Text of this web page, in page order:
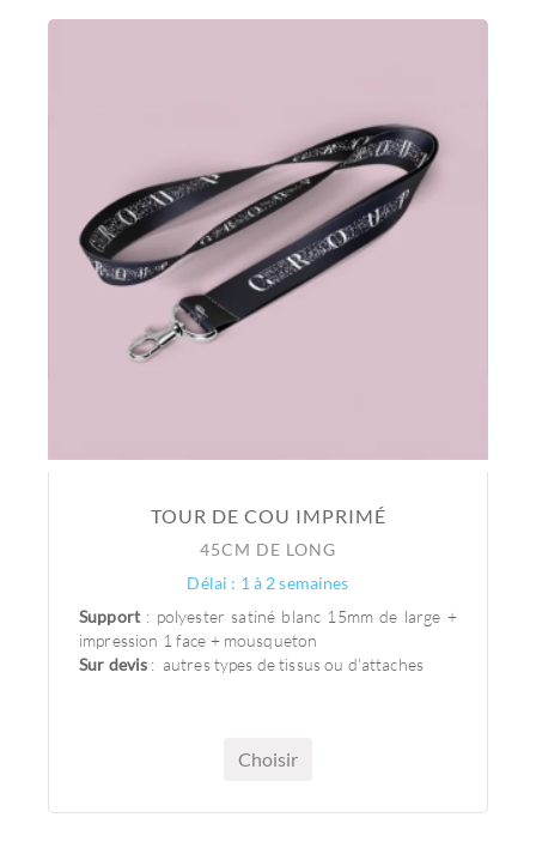
TOUR DE COU IMPRIMÉ
45CM DE LONG
Délai : 1 à 2 semaines
Support : polyester satiné blanc 15mm de large +
impression 1 face + mousqueton
Sur devis : autres types de tissus ou d'attaches
Choisir